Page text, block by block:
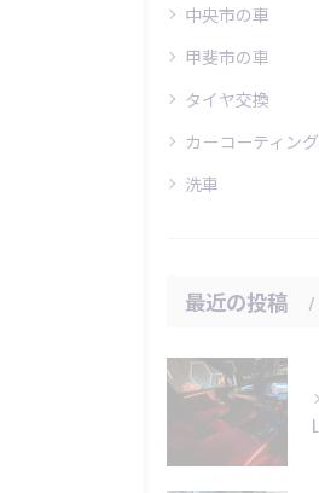
中央市の車
甲斐市の車
タイヤ交換
カーコーティング
洗車
最近の投稿